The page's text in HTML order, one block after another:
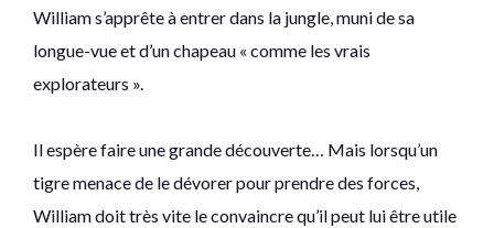
William s’apprête à entrer dans la jungle, muni de sa
longue-vue et d’un chapeau « comme les vrais
explorateurs ».
Il espère faire une grande découverte… Mais lorsqu’un
tigre menace de le dévorer pour prendre des forces,
William doit très vite le convaincre qu’il peut lui être utile